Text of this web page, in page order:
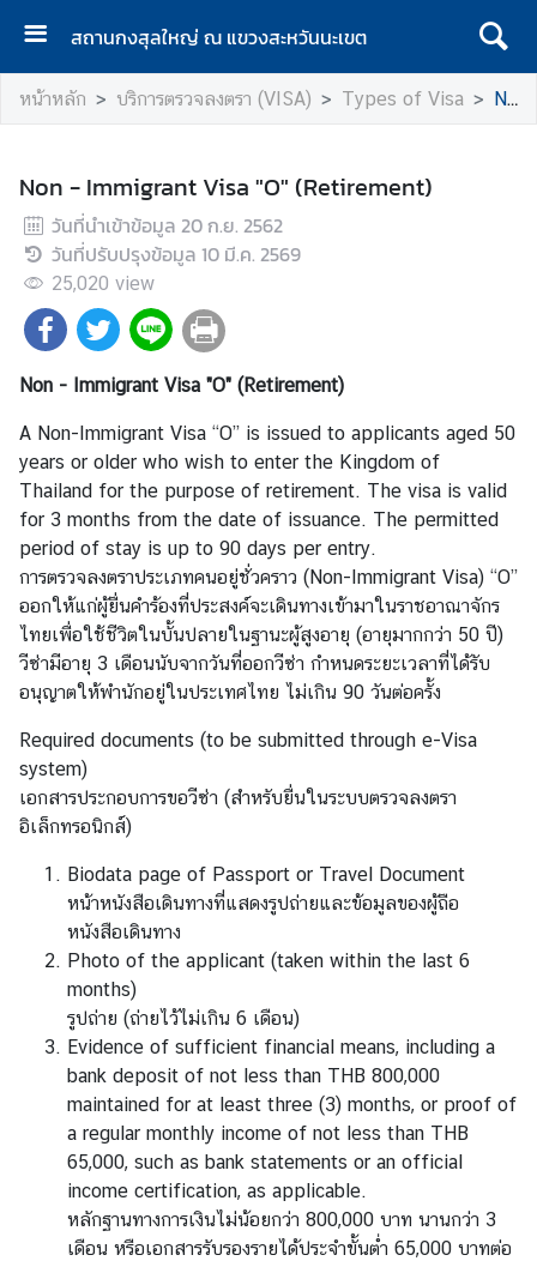
สถานกงสุลใหญ่ ณ แขวงสะหวันนะเขต
ห
น้
ร
ก
เ
ย
กั
ส
ถ
า
น
ก
ง
สุ
ล
ใ
ห
ญ่
ฯ
ข้
มู
ล
ข
ต
อ
น
ต้
ข
หน้าหลัก บริการตรวจลงตรา (VISA) Types of Visa Non - Immigrant Visa "O" (Retirement)
Non - Immigrant Visa "O" (Retirement)
วันที่นำเข้าข้อมูล 20 ก.ย. 2562
วันที่ปรับปรุงข้อมูล 10 มี.ค. 2569
25,020 view
Non - Immigrant Visa "O" (Retirement)
A Non-Immigrant Visa “O” is issued to applicants aged 50
years or older who wish to enter the Kingdom of
Thailand for the purpose of retirement. The visa is valid
for 3 months from the date of issuance. The permitted
period of stay is up to 90 days per entry.
การตรวจลงตราประเภทคนอยู่ชั่วคราว (Non-Immigrant Visa) “O”
ออกให้แก่ผู้ยื่นคำร้องที่ประสงค์จะเดินทางเข้ามาในราชอาณาจักร
ไทยเพื่อใช้ชีวิตในบั้นปลายในฐานะผู้สูงอายุ (อายุมากกว่า 50 ปี)
วีซ่ามีอายุ 3 เดือนนับจากวันที่ออกวีซ่า กำหนดระยะเวลาที่ได้รับ
อนุญาตให้พำนักอยู่ในประเทศไทย ไม่เกิน 90 วันต่อครั้ง
Required documents (to be submitted through e-Visa
system)
เอกสารประกอบการขอวีซ่า (สำหรับยื่นในระบบตรวจลงตรา
อิเล็กทรอนิกส์)
Biodata page of Passport or Travel Document
หน้าหนังสือเดินทางที่แสดงรูปถ่ายและข้อมูลของผู้ถือ
หนังสือเดินทาง
Photo of the applicant (taken within the last 6
months)
รูปถ่าย (ถ่ายไว้ไม่เกิน 6 เดือน)
Evidence of sufficient financial means, including a
bank deposit of not less than THB 800,000
maintained for at least three (3) months, or proof of
a regular monthly income of not less than THB
65,000, such as bank statements or an official
income certification, as applicable.
หลักฐานทางการเงินไม่น้อยกว่า 800,000 บาท นานกว่า 3
เดือน หรือเอกสารรับรองรายได้ประจำขั้นต่ำ 65,000 บาทต่อ